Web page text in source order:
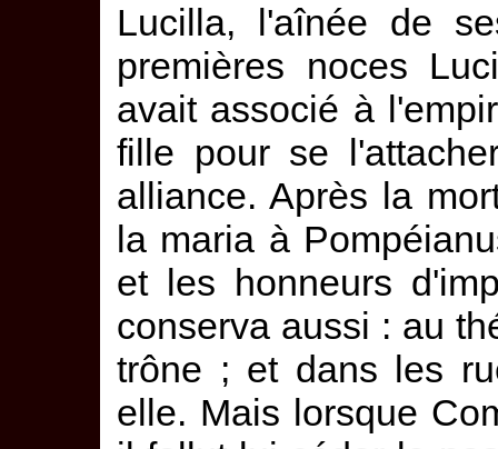
Lucilla, l'aînée de
premières noces
avait associé à
fille pour se
alliance. Après la
la maria à
et les honneurs
conserva aussi : au
trône ; et dans les
elle. Mais lorsque